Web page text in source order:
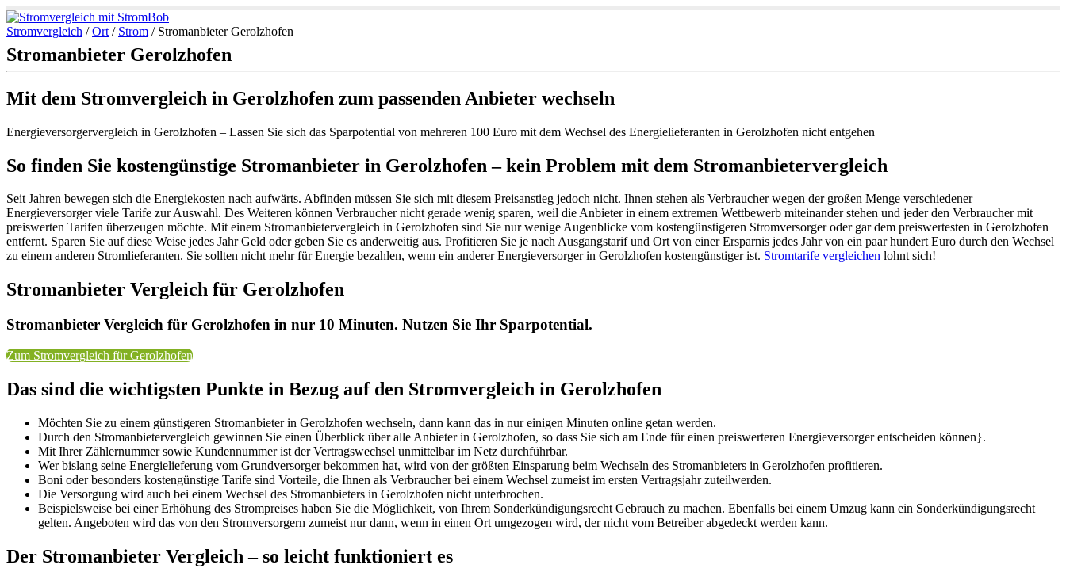
Stromvergleich /Ort / Strom / Stromanbieter Gerolzhofen
Stromanbieter Gerolzhofen
Mit dem Stromvergleich in Gerolzhofen zum passenden Anbieter wechseln
Energieversorgervergleich in Gerolzhofen – Lassen Sie sich das Sparpotential von mehreren 100 Euro mit dem Wechsel des Energielieferanten in Gerolzhofen nicht entgehen
So finden Sie kostengünstige Stromanbieter in Gerolzhofen – kein Problem mit dem Stromanbietervergleich
Seit Jahren bewegen sich die Energiekosten nach aufwärts. Abfinden müssen Sie sich mit diesem Preisanstieg jedoch nicht. Ihnen stehen als Verbraucher wegen der großen Menge verschiedener
Energieversorger viele Tarife zur Auswahl. Des Weiteren können Verbraucher nicht gerade wenig sparen, weil die Anbieter in einem extremen Wettbewerb miteinander stehen und jeder den Verbraucher mit
preiswerten Tarifen überzeugen möchte. Mit einem Stromanbietervergleich in Gerolzhofen sind Sie nur wenige Augenblicke vom kostengünstigeren Stromversorger oder gar dem preiswertesten in Gerolzhofen
entfernt. Sparen Sie auf diese Weise jedes Jahr Geld oder geben Sie es anderweitig aus. Profitieren Sie je nach Ausgangstarif und Ort von einer Ersparnis jedes Jahr von ein paar hundert Euro durch den Wechsel
zu einem anderen Stromlieferanten. Sie sollten nicht mehr für Energie bezahlen, wenn ein anderer Energieversorger in Gerolzhofen kostengünstiger ist. Stromtarife vergleichen lohnt sich!
Stromanbieter Vergleich für Gerolzhofen
Stromanbieter Vergleich für Gerolzhofen in nur 10 Minuten. Nutzen Sie Ihr Sparpotential.
Zum Stromvergleich für Gerolzhofen
Das sind die wichtigsten Punkte in Bezug auf den Stromvergleich in Gerolzhofen
Möchten Sie zu einem günstigeren Stromanbieter in Gerolzhofen wechseln, dann kann das in nur einigen Minuten online getan werden.
Durch den Stromanbietervergleich gewinnen Sie einen Überblick über alle Anbieter in Gerolzhofen, so dass Sie sich am Ende für einen preiswerteren Energieversorger entscheiden können}.
Mit Ihrer Zählernummer sowie Kundennummer ist der Vertragswechsel unmittelbar im Netz durchführbar.
Wer bislang seine Energielieferung vom Grundversorger bekommen hat, wird von der größten Einsparung beim Wechseln des Stromanbieters in Gerolzhofen profitieren.
Boni oder besonders kostengünstige Tarife sind Vorteile, die Ihnen als Verbraucher bei einem Wechsel zumeist im ersten Vertragsjahr zuteilwerden.
Die Versorgung wird auch bei einem Wechsel des Stromanbieters in Gerolzhofen nicht unterbrochen.
Beispielsweise bei einer Erhöhung des Strompreises haben Sie die Möglichkeit, von Ihrem Sonderkündigungsrecht Gebrauch zu machen. Ebenfalls bei einem Umzug kann ein Sonderkündigungsrecht
gelten. Angeboten wird das von den Stromversorgern zumeist nur dann, wenn in einen Ort umgezogen wird, der nicht vom Betreiber abgedeckt werden kann.
Der Stromanbieter Vergleich – so leicht funktioniert es